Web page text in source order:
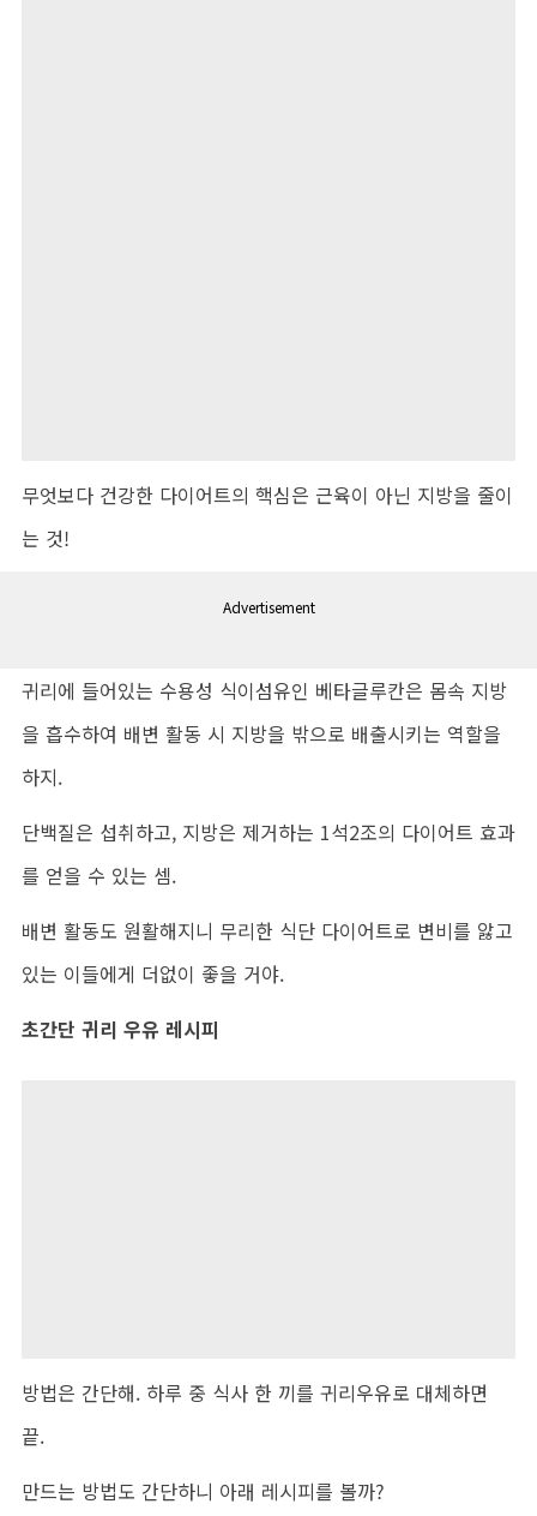
무엇보다 건강한 다이어트의 핵심은 근육이 아닌 지방을 줄이
는 것!
Advertisement
귀리에 들어있는 수용성 식이섬유인 베타글루칸은 몸속 지방
을 흡수하여 배변 활동 시 지방을 밖으로 배출시키는 역할을
하지.
단백질은 섭취하고, 지방은 제거하는 1석2조의 다이어트 효과
를 얻을 수 있는 셈.
배변 활동도 원활해지니 무리한 식단 다이어트로 변비를 앓고
있는 이들에게 더없이 좋을 거야.
초간단 귀리 우유 레시피
방법은 간단해. 하루 중 식사 한 끼를 귀리우유로 대체하면
끝.
만드는 방법도 간단하니 아래 레시피를 볼까?